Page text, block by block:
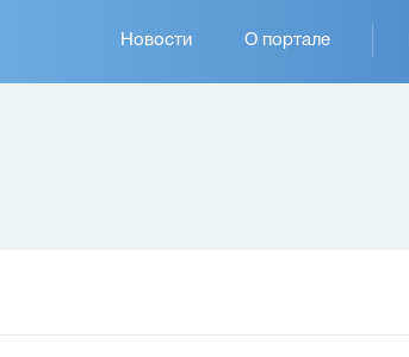
Основная
навигация
Новости О портале